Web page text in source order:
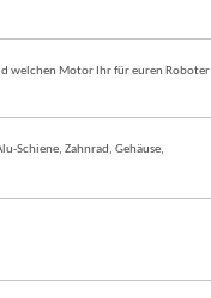
welchen Motor Ihr für euren Roboter
Schiene, Zahnrad, Gehäuse,